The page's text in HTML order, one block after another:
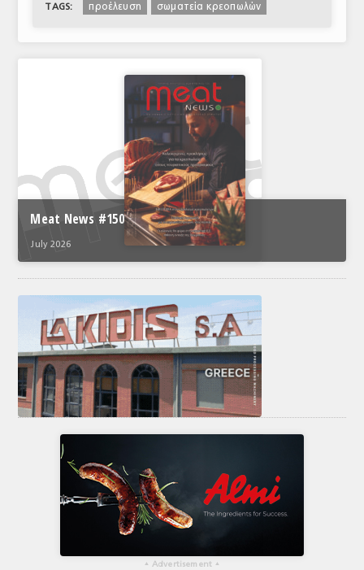
TAGS: προέλευση σωματεία κρεοπωλών
Meat News #150
July 2026
▴ Advertisement ▴